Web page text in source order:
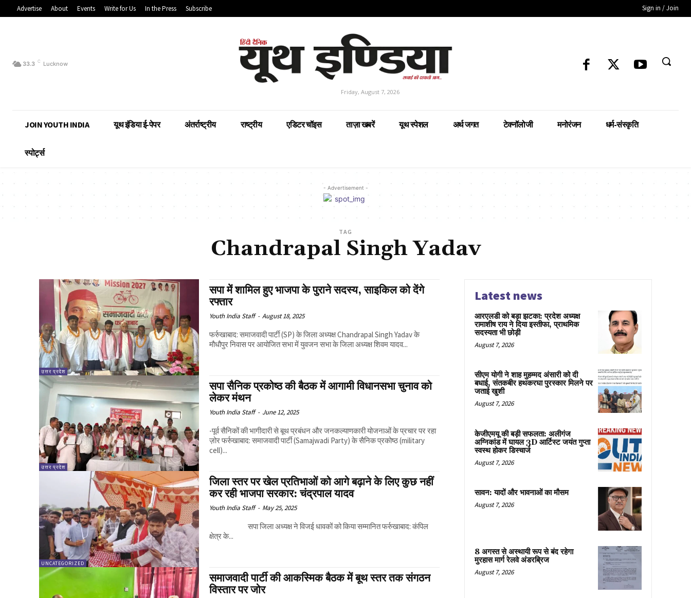
Advertise About Events Write for Us In the Press Subscribe Sign in / Join
33.3 C Lucknow
Friday, August 7, 2026
JOIN YOUTH INDIA यूथ इंडिया ई-पेपर अंतर्राष्ट्रीय राष्ट्रीय एडिटर चॉइस ताज़ा खबरें यूथ स्पेशल अर्थ जगत टेक्नॉलोजी मनोरंजन धर्म-संस्कृति
स्पोर्ट्स
- Advertisement -
TAG
Chandrapal Singh Yadav
उत्तर प्रदेश
सपा में शामिल हुए भाजपा के पुराने सदस्य, साइकिल को देंगे
रफ्तार
Youth India Staff - August 18, 2025
फर्रुखाबाद: समाजवादी पार्टी (SP) के जिला अध्यक्ष Chandrapal Singh Yadav के
मौधौपुर निवास पर आयोजित सभा में युवजन सभा के जिला अध्यक्ष शिवम यादव...
उत्तर प्रदेश
सपा सैनिक प्रकोष्ठ की बैठक में आगामी विधानसभा चुनाव को
लेकर मंथन
Youth India Staff - June 12, 2025
-पूर्व सैनिकों की भागीदारी से बूथ प्रबंधन और जनकल्याणकारी योजनाओं के प्रचार पर रहा
ज़ोर फर्रुखाबाद: समाजवादी पार्टी (Samajwadi Party) के सैनिक प्रकोष्ठ (military
cell)...
UNCATEGORIZED
जिला स्तर पर खेल प्रतिभाओं को आगे बढ़ाने के लिए कुछ नहीं
कर रही भाजपा सरकार: चंद्रपाल यादव
Youth India Staff - May 25, 2025
सपा जिला अध्यक्ष ने विजई धावकों को किया सम्मानित फर्रुखाबाद: कंपिल
क्षेत्र के...
समाजवादी पार्टी की आकस्मिक बैठक में बूथ स्तर तक संगठन
विस्तार पर जोर
Latest news
आरएलडी को बड़ा झटका: प्रदेश अध्यक्ष
रामाशीष राय ने दिया इस्तीफा, प्राथमिक
सदस्यता भी छोड़ी
August 7, 2026
सीएम योगी ने शाह मुहम्मद अंसारी को दी
बधाई, संतकबीर हथकरघा पुरस्कार मिलने पर
जताई खुशी
August 7, 2026
केजीएमयू की बड़ी सफलता: अलीगंज
अग्निकांड में घायल 3D आर्टिस्ट जयंत गुप्ता
स्वस्थ होकर डिस्चार्ज
August 7, 2026
सावन: यादों और भावनाओं का मौसम
August 7, 2026
8 अगस्त से अस्थायी रूप से बंद रहेगा
मुरहास मार्ग रेलवे अंडरब्रिज
August 7, 2026